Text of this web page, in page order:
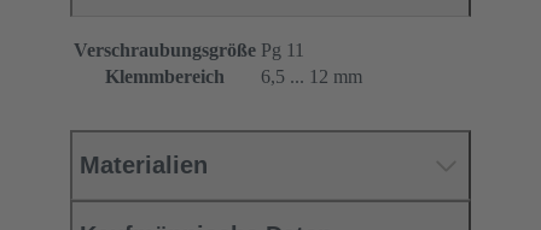
Verschraubungsgröße Pg 11
Klemmbereich
6,5 ... 12 mm
Materialien